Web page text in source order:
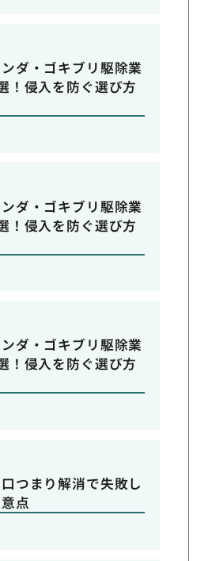
ダ・ゴキブリ駆除業
！侵入を防ぐ選び方
ダ・ゴキブリ駆除業
！侵入を防ぐ選び方
ダ・ゴキブリ駆除業
！侵入を防ぐ選び方
つまり解消で失敗し
点